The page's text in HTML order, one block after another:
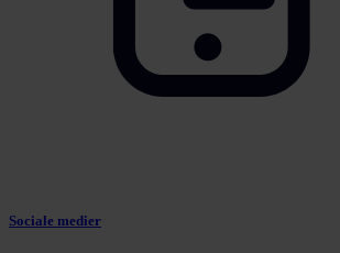
Sociale medier